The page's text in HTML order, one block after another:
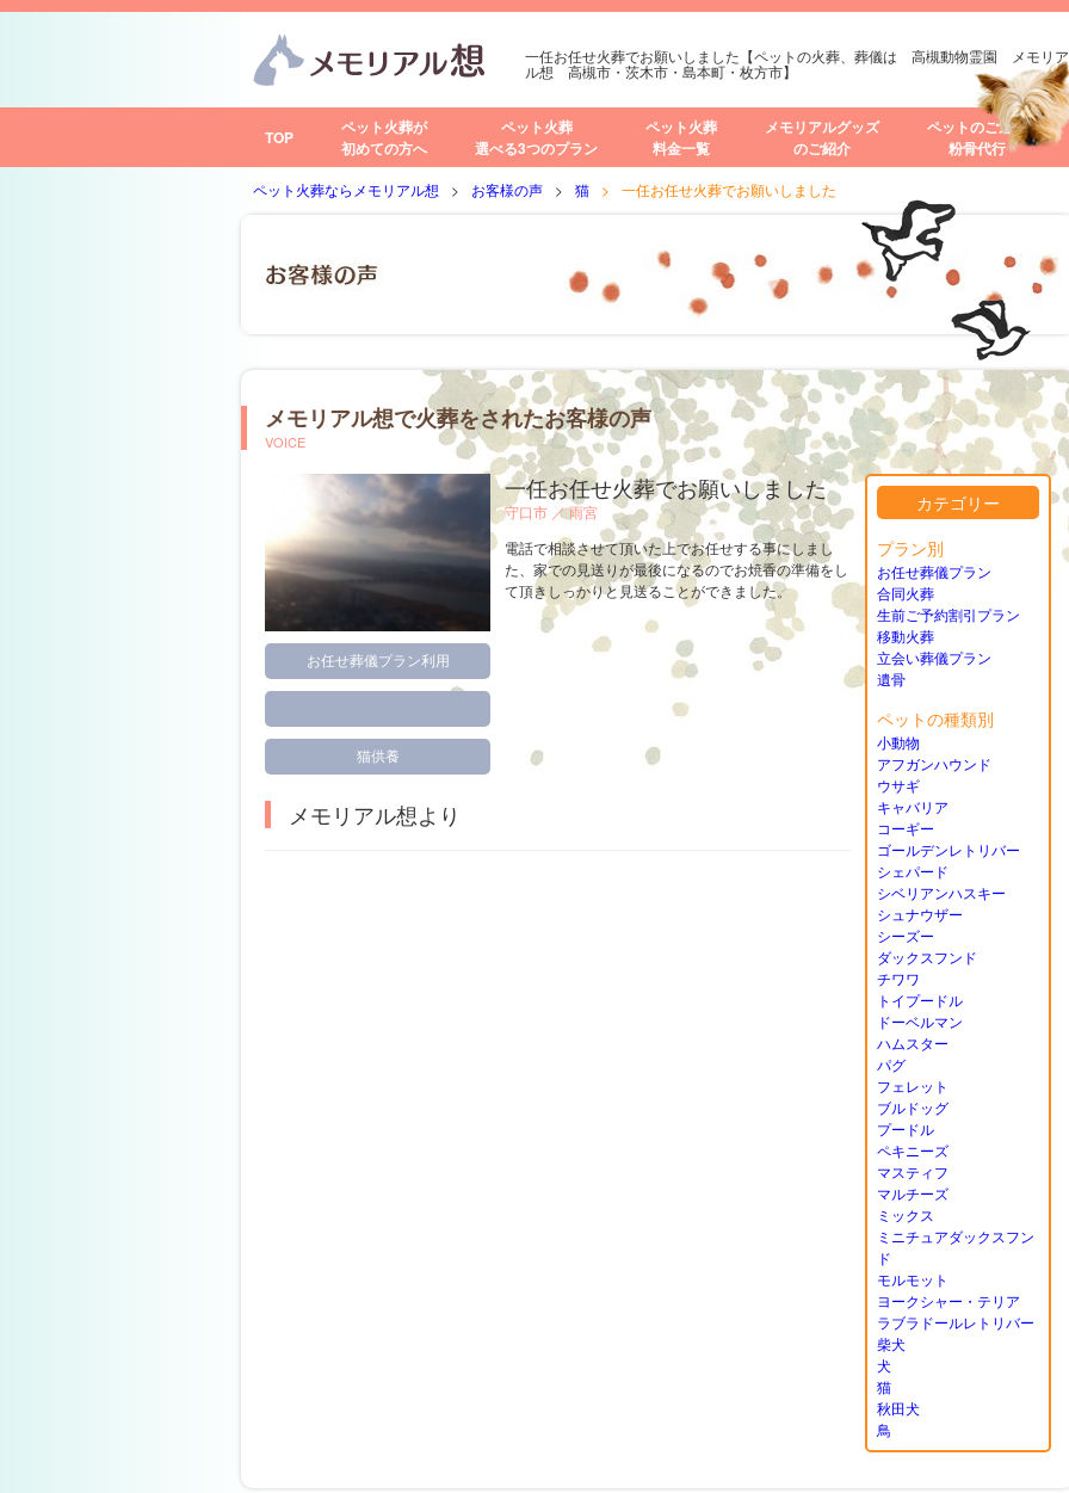
一任お任せ火葬でお願いしました【ペットの火葬、葬儀は 高槻動物霊園 メモリア
ル想 高槻市・茨木市・島本町・枚方市】
TOP
ペット火葬が
初めての方へ
ペット火葬
選べる3つのプラン
ペット火葬
料金一覧
メモリアルグッズ
のご紹介
ペットのご遺骨
粉骨代行
ペット火葬ならメモリアル想 お客様の声 猫 一任お任せ火葬でお願いしました
メモリアル想で火葬をされたお客様の声
VOICE
お任せ葬儀プラン利用
猫供養
一任お任せ火葬でお願いしました
守口市 ／雨宮
電話で相談させて頂いた上でお任せする事にしまし
た、家での見送りが最後になるのでお焼香の準備をし
て頂きしっかりと見送ることができました。
メモリアル想より
カテゴリー
プラン別
お任せ葬儀プラン
合同火葬
生前ご予約割引プラン
移動火葬
立会い葬儀プラン
遺骨
ペットの種類別
小動物
アフガンハウンド
ウサギ
キャバリア
コーギー
ゴールデンレトリバー
シェパード
シベリアンハスキー
シュナウザー
シーズー
ダックスフンド
チワワ
トイプードル
ドーベルマン
ハムスター
パグ
フェレット
ブルドッグ
プードル
ペキニーズ
マスティフ
マルチーズ
ミックス
ミニチュアダックスフン
ド
モルモット
ヨークシャー・テリア
ラブラドールレトリバー
柴犬
犬
猫
秋田犬
鳥